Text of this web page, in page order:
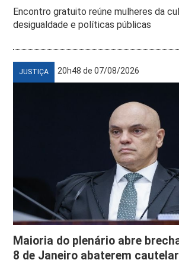
Encontro gratuito reúne mulheres da
desigualdade e políticas públicas
JUSTIÇA 20h48 de 07/08/2026
Maioria do plenário abre
8 de Janeiro abaterem